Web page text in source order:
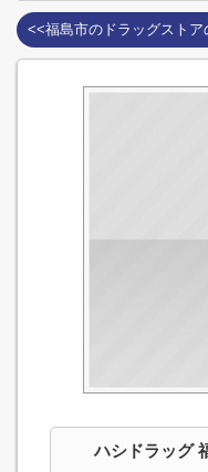
<<福島市のドラッグストア
ハシドラッグ